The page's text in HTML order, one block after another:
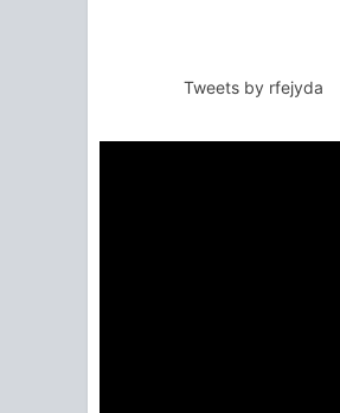
Tweets by rfejyda